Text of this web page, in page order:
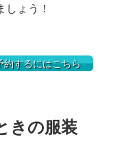
ょう！
するにはこちら
きの服装